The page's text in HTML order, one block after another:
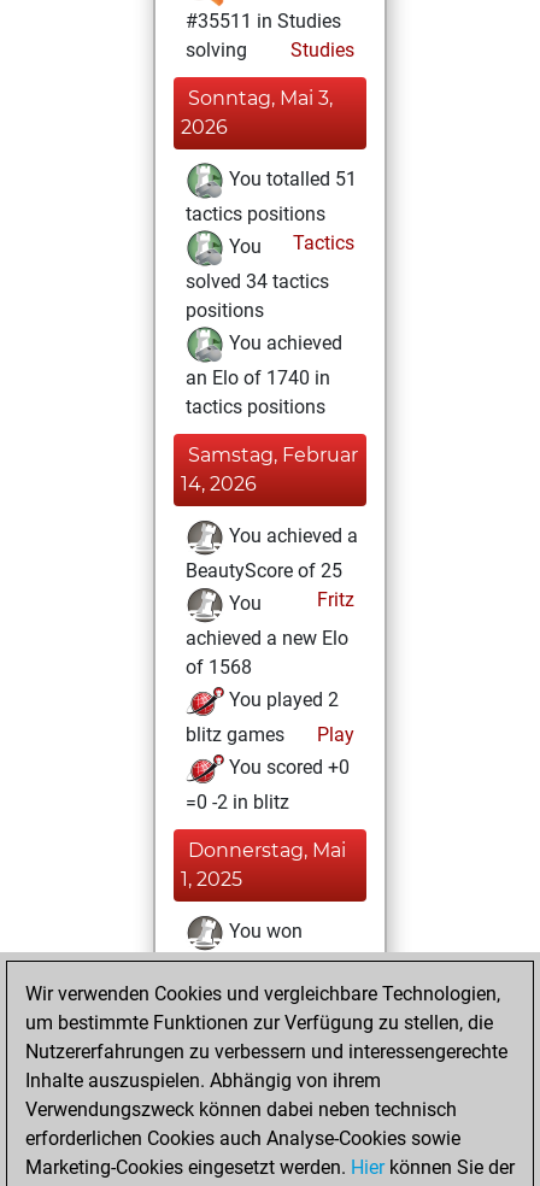
#35511 in Studies
solving
Studies
Sonntag, Mai 3,
2026
You totalled 51
tactics positions
Tactics
You
solved 34 tactics
positions
You achieved
an Elo of 1740 in
tactics positions
Samstag, Februar
14, 2026
You achieved a
BeautyScore of 25
Fritz
You
achieved a new Elo
of 1568
You played 2
blitz games
Play
You scored +0
=0 -2 in blitz
Donnerstag, Mai
1, 2025
You won
against Fritz
Fritz
Montag, April 21,
2025
You had a best
sprint of 39 positions
Tactics
You
Wir verwenden Cookies und vergleichbare Technologien,
um bestimmte Funktionen zur Verfügung zu stellen, die
Nutzererfahrungen zu verbessern und interessengerechte
Inhalte auszuspielen. Abhängig von ihrem
Verwendungszweck können dabei neben technisch
erforderlichen Cookies auch Analyse-Cookies sowie
Marketing-Cookies eingesetzt werden. Hierkönnen Sie der